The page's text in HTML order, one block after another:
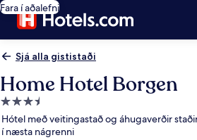
Fara í aðalefni
Sjá alla gististaði
Home Hotel Borgen
3.5
stjörnu
gististaður
Hótel með veitingastað og áhugaverðir
í næsta nágrenni